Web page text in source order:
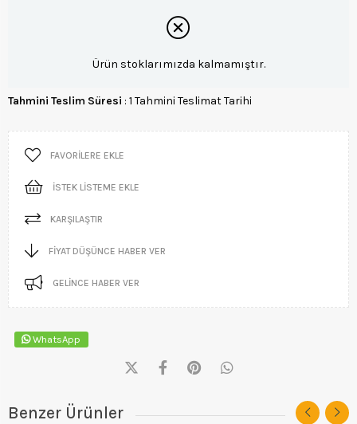
Ürün stoklarımızda kalmamıştır.
Tahmini Teslim Süresi : 1 Tahmini Teslimat Tarihi
FAVORILERE EKLE
İSTEK LISTEME EKLE
KARŞILAŞTIR
FIYAT DÜŞÜNCE HABER VER
GELINCE HABER VER
WhatsApp
Benzer Ürünler